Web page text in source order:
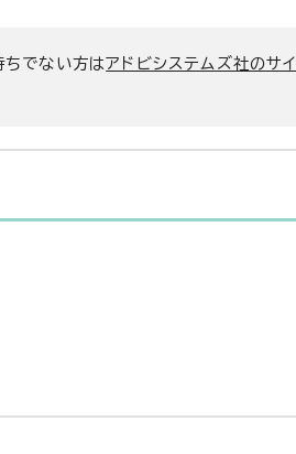
ちでない方はアドビシステムズ社のサイ